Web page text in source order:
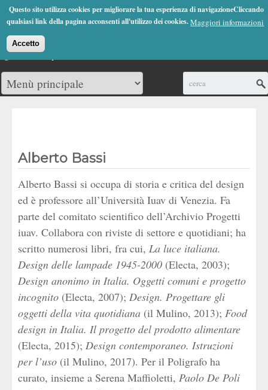
Questo sito utilizza cookies per migliorare la tua esperienza di navigazioneCliccando
qualsiasi link della pagina acconsenti all'utilizzo dei cookies.Maggiori informazioni
Accetto
Jump to Navigation
(0)
Alberto Bassi
Alberto Bassi si occupa di storia e critica del design
ed è professore all’Università Iuav di Venezia. Fa
parte del comitato scientifico dell’Archivio Progetti
iuav. Collabora con riviste di settore e quotidiani; ha
scritto numerosi libri, fra cui, La luce italiana.
Design delle lampade 1945-2000 (Electa, 2003);
Design anonimo in Italia. Oggetti comuni e progetto
incognito (Electa, 2007); Design. Progettare gli
oggetti della vita quotidiana (il Mulino, 2013); Food
design in Italia. Il progetto del prodotto alimentare
(Electa, 2015); Design contemporaneo. Istruzioni
per l’uso (il Mulino, 2017). Per il Poligrafo ha
curato, insieme a Serena Maffioletti, Paolo De Poli